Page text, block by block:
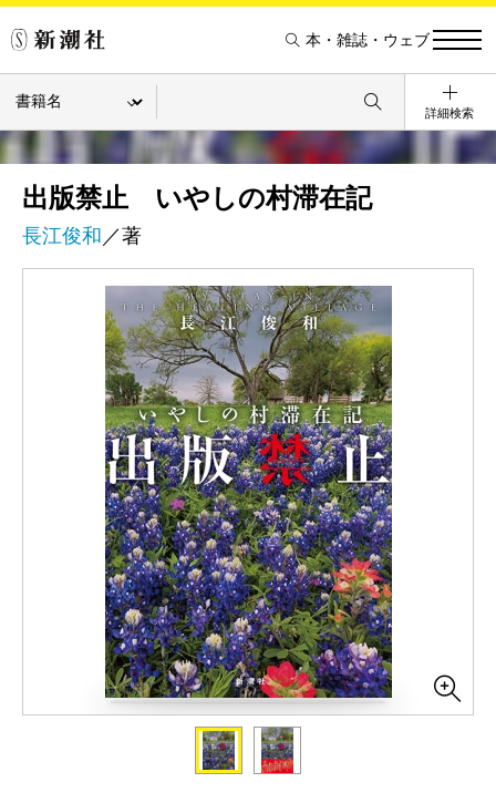
本・雑誌・ウェブ
詳細検索
出版禁止 いやしの村滞在記
長江俊和 ／著